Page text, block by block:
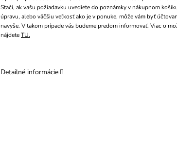
Stačí, ak vašu požiadavku uvediete do poznámky v nákupnom
úpravu, alebo väčšiu veľkosť ako je v ponuke, môže vám byť
navyše. V takom prípade vás budeme predom informovať. Viac o
nájdeteTU.
Detailné informácie